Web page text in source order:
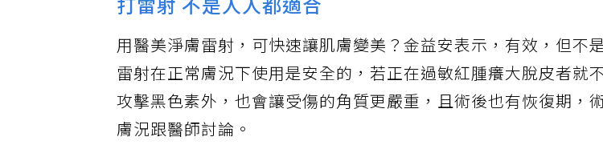
打雷射 不是人人都適合
用醫美淨膚雷射，可快速讓肌膚變美？金益安表示，有效，但不
雷射在正常膚況下使用是安全的，若正在過敏紅腫癢大脫皮者就
攻擊黑色素外，也會讓受傷的角質更嚴重，且術後也有恢復期，
膚況跟醫師討論。